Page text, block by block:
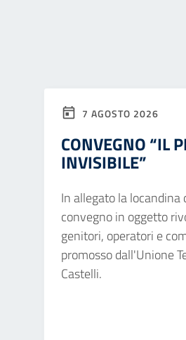
7 AGOSTO 2026
CONVEGNO “IL
INVISIBILE”
In allegato la locandina
convegno in oggetto
genitori, operatori e
promosso dall'Unione
Castelli.